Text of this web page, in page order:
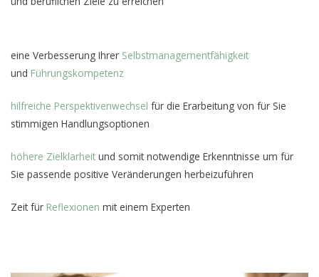
eine Verbesserung Ihrer Selbstmanagementfähigkeit
und Führungskompetenz
hilfreiche Perspektivenwechsel für die Erarbeitung von für Sie
stimmigen Handlungsoptionen
höhere Zielklarheit und somit notwendige Erkenntnisse um für
Sie passende positive Veränderungen herbeizuführen
Zeit für Reflexionen mit einem Experten